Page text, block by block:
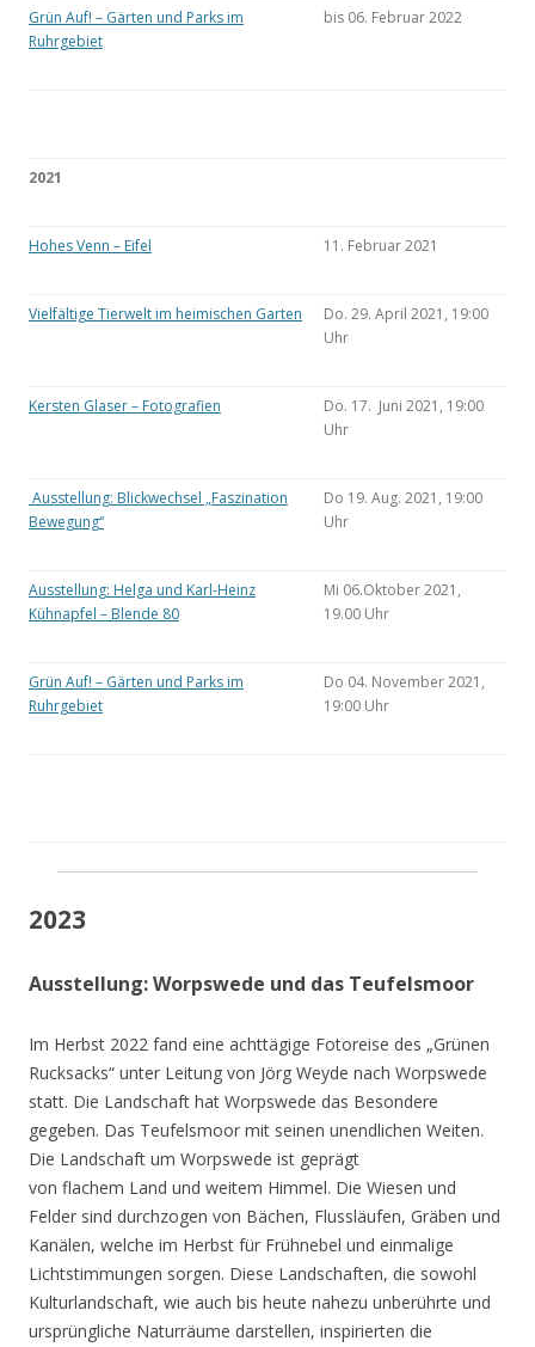
Grün Auf! – Gärten und Parks im
Ruhrgebiet
bis 06. Februar 2022
2021
Hohes Venn – Eifel 11. Februar 2021
Vielfältige Tierwelt im heimischen Garten
Do. 29. April 2021, 19:00
Uhr
Kersten Glaser – Fotografien
Do. 17. Juni 2021, 19:00
Uhr
Ausstellung: Blickwechsel „Faszination
Bewegung“
Do 19. Aug. 2021, 19:00
Uhr
Ausstellung: Helga und Karl-Heinz
Kühnapfel – Blende 80
Mi 06.Oktober 2021,
19.00 Uhr
Grün Auf! – Gärten und Parks im
Ruhrgebiet
Do 04. November 2021,
19:00 Uhr
2023
Ausstellung: Worpswede und das Teufelsmoor
Im Herbst 2022 fand eine achttägige Fotoreise des „Grünen
Rucksacks“ unter Leitung von Jörg Weyde nach Worpswede
statt. Die Landschaft hat Worpswede das Besondere
gegeben. Das Teufelsmoor mit seinen unendlichen Weiten.
Die Landschaft um Worpswede ist geprägt
von flachem Land und weitem Himmel. Die Wiesen und
Felder sind durchzogen von Bächen, Flussläufen, Gräben und
Kanälen, welche im Herbst für Frühnebel und einmalige
Lichtstimmungen sorgen. Diese Landschaften, die sowohl
Kulturlandschaft, wie auch bis heute nahezu unberührte und
ursprüngliche Naturräume darstellen, inspirierten die